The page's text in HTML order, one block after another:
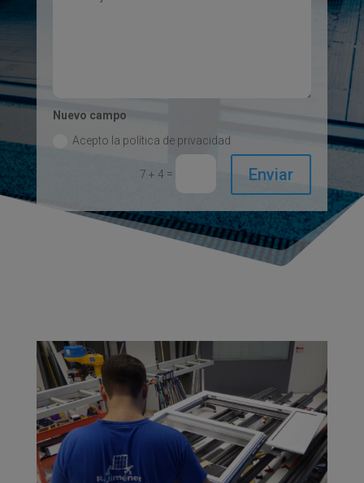
Nuevo campo
Acepto la política de privacidad
7 + 4 = Enviar